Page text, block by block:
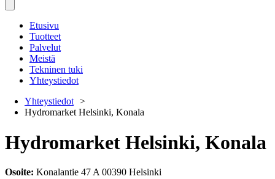
Etusivu
Tuotteet
Palvelut
Meistä
Tekninen tuki
Yhteystiedot
Yhteystiedot
Hydromarket Helsinki, Konala
Hydromarket Helsinki, Konala
Osoite: Konalantie 47 A 00390 Helsinki